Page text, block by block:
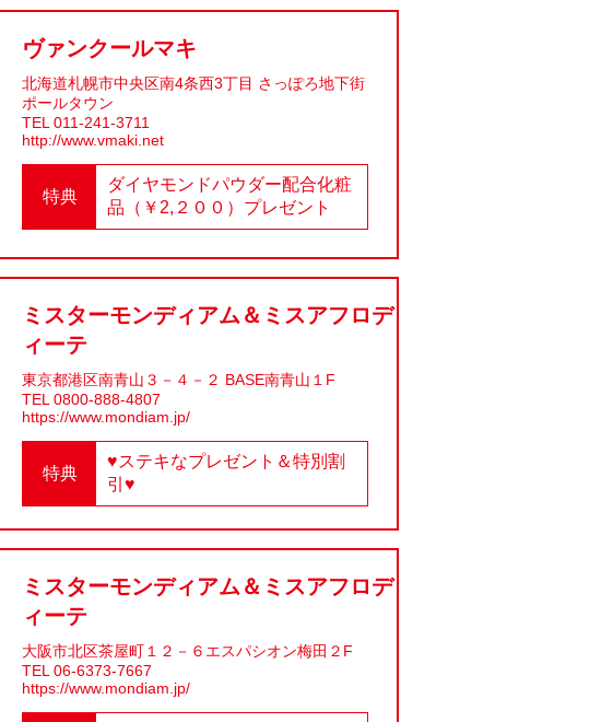
ヴァンクールマキ
北海道札幌市中央区南4条西3丁目 さっぽろ地下街
ポールタウン
TEL 011-241-3711
http://www.vmaki.net
特典
ダイヤモンドパウダー配合化粧
品（￥2,２００）プレゼント
ミスターモンディアム＆ミスアフロデ
ィーテ
東京都港区南青山３－４－２ BASE南青山１F
TEL 0800-888-4807
https://www.mondiam.jp/
特典
♥ステキなプレゼント＆特別割
引♥
ミスターモンディアム＆ミスアフロデ
ィーテ
大阪市北区茶屋町１２－６エスパシオン梅田２F
TEL 06-6373-7667
https://www.mondiam.jp/